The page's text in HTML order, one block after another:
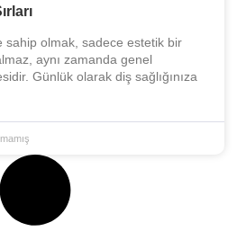
sahip olmak, sadece estetik bir
aynı zamanda genel
Günlük olarak diş sağlığınıza